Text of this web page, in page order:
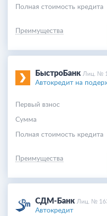
Полная стоимость кредита
Преимущества
БыстроБанк Лиц. №
Автокредит на
Первый взнос
Cумма
Полная стоимость кредита
Преимущества
СДМ-Банк Лиц. №
Автокредит